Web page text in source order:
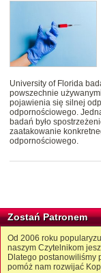
University of Florida
powszechnie
pojawienia się silnej
odpornościowego.
badań było
zaatakowanie
odpornościowego.
Zostań Patronem
Od 2006 roku
naszym Czytelnikom
Dlatego postanowiliśmy
pomóż nam rozwijać